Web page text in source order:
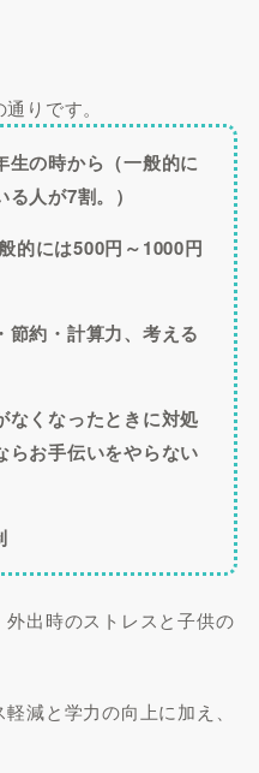
りです。
の時から（一般的に
人が7割。）
的には500円～1000円
約・計算力、考える
なくなったときに対処
らお手伝いをやらない
出時のストレスと子供の
減と学力の向上に加え、